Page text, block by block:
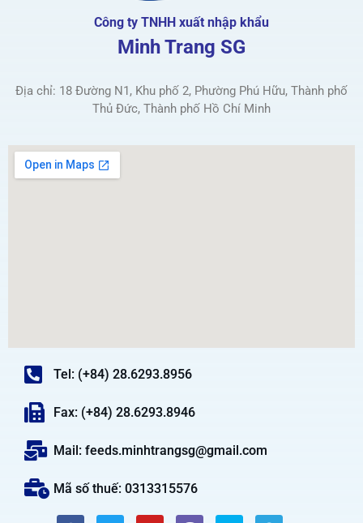
Công ty TNHH xuất nhập khẩu
Minh Trang SG
Địa chỉ: 18 Đường N1, Khu phố 2, Phường Phú Hữu, Thành phố
Thủ Đức, Thành phố Hồ Chí Minh
Tel: (+84) 28.6293.8956
Fax: (+84) 28.6293.8946
Mail: feeds.minhtrangsg@gmail.com
Mã số thuế: 0313315576